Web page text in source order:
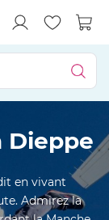
Dieppe
en vivant
Admirez la